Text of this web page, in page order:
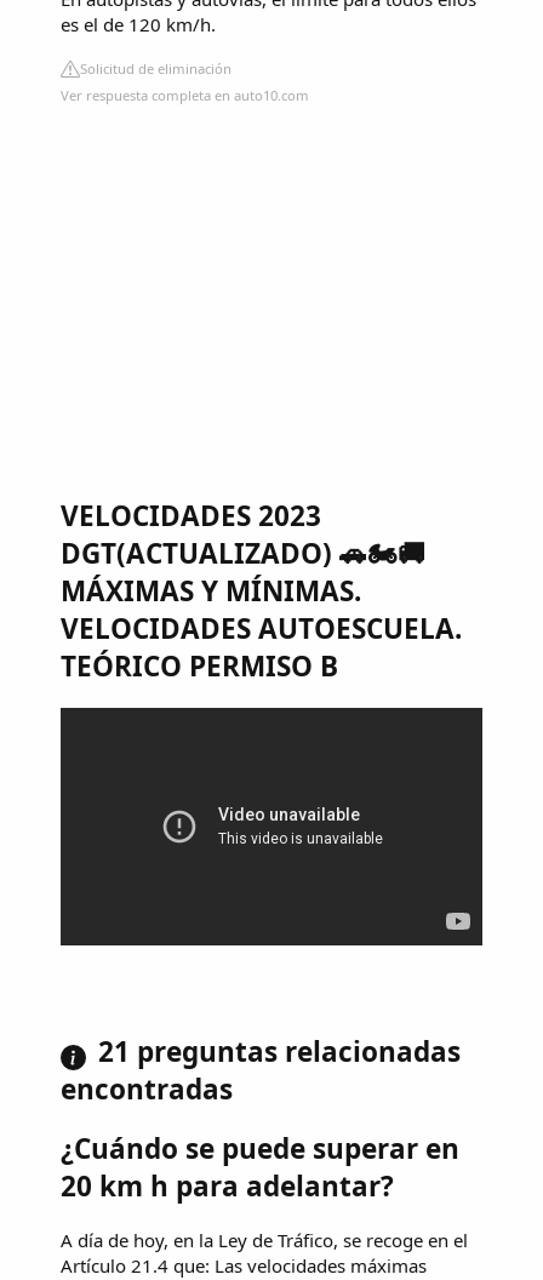
es el de 120 km/h.
Solicitud de eliminación
Ver respuesta completa en auto10.com
VELOCIDADES 2023
DGT(ACTUALIZADO) 🚗🏍🚚
MÁXIMAS Y MÍNIMAS.
VELOCIDADES AUTOESCUELA.
TEÓRICO PERMISO B
21 preguntas relacionadas
encontradas
¿Cuándo se puede superar en
20 km h para adelantar?
A día de hoy, en la Ley de Tráfico, se recoge en el
Artículo 21.4 que: Las velocidades máximas